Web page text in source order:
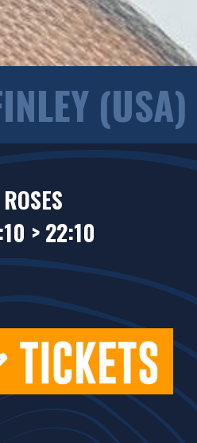
(USA)
ROSES
> 22:10